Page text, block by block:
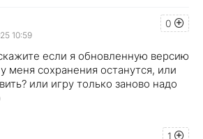
0
10:59
если я обновленную версию
меня сохранения останутся, или
или игру только заново надо
1